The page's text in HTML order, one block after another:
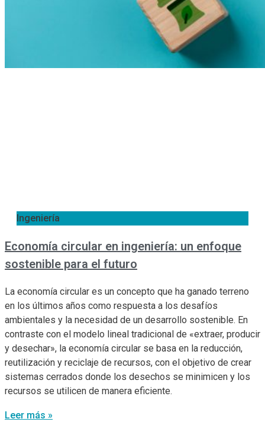
Ingeniería
Economía circular en ingeniería: un enfoque
sostenible para el futuro
La economía circular es un concepto que ha ganado terreno
en los últimos años como respuesta a los desafíos
ambientales y la necesidad de un desarrollo sostenible. En
contraste con el modelo lineal tradicional de «extraer, producir
y desechar», la economía circular se basa en la reducción,
reutilización y reciclaje de recursos, con el objetivo de crear
sistemas cerrados donde los desechos se minimicen y los
recursos se utilicen de manera eficiente.
Leer más »